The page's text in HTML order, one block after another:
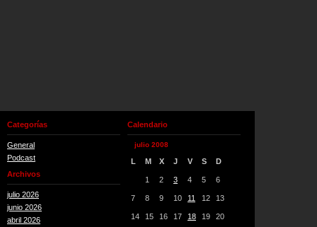
Categorías
General
Podcast
Archivos
julio 2026
junio 2026
abril 2026
Calendario
julio 2008
L M X J V S D
1 2 3 4 5 6
7 8 9 10 11 12 13
14 15 16 17 18 19 20